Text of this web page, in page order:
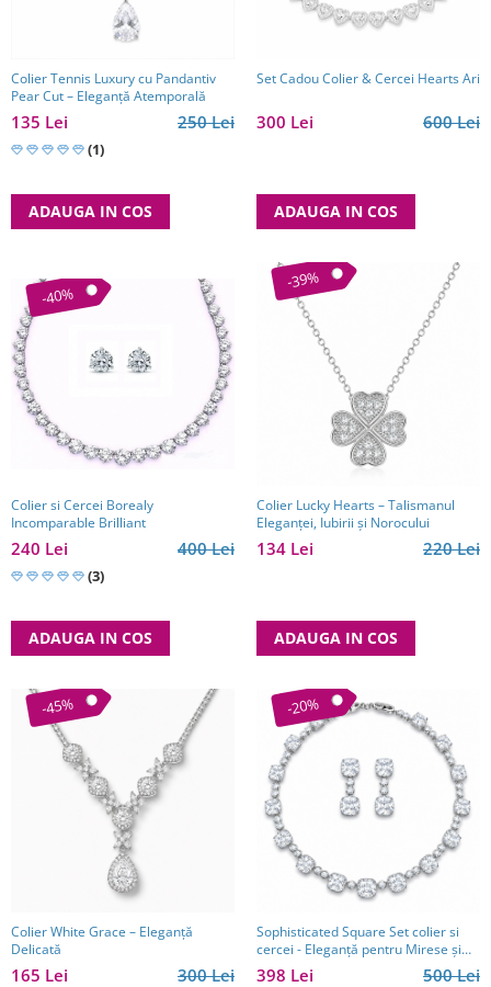
Cele mai noi
Cele mai vandute
Cele mai votate
Cu video
Pret
100 Lei - 200 Lei
200 Lei - 300 Lei
500 Lei - 1000 Lei
1000 Lei +
Colier Tennis Luxury cu Pandantiv
Pear Cut – Eleganță Atemporală
250 Lei
135 Lei
(1)
ADAUGA IN COS
Set Cadou Colier & Cercei Hearts Ari
600 Lei
300 Lei
ADAUGA IN COS
-40%
Colier si Cercei Borealy
Incomparable Brilliant
400 Lei
240 Lei
(3)
ADAUGA IN COS
-39%
Colier Lucky Hearts – Talismanul
Eleganței, Iubirii și Norocului
220 Lei
134 Lei
ADAUGA IN COS
-45%
Colier White Grace – Eleganță
Delicată
300 Lei
165 Lei
-20%
Sophisticated Square Set colier si
cercei - Eleganță pentru Mirese și
Cadou Premium
500 Lei
398 Lei